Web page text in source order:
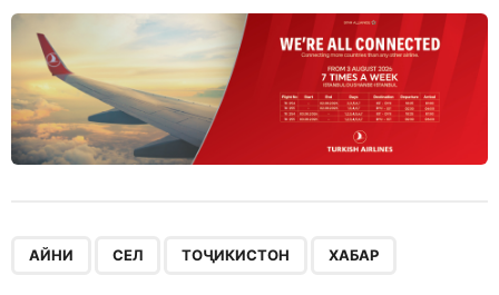
АЙНИ СЕЛ ТОҶИКИСТОН ХАБАР